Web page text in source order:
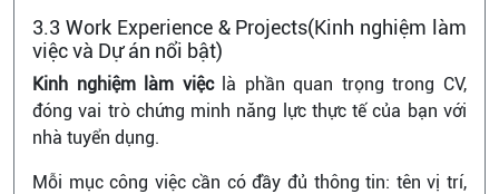
3.3 Work Experience & Projects(Kinh nghiệm làm
việc và Dự án nổi bật)
Kinh nghiệm làm việclà phần quan trọng trong CV,
đóng vai trò chứng minh năng lực thực tế của bạn với
nhà tuyển dụng.
Mỗi mục công việc cần có đầy đủ thông tin: tên vị trí,